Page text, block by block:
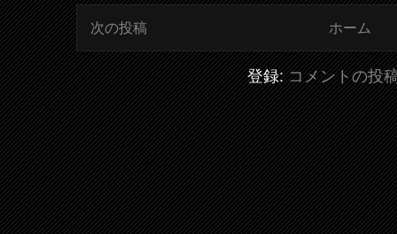
次の投稿 ホーム
登録:コメントの投